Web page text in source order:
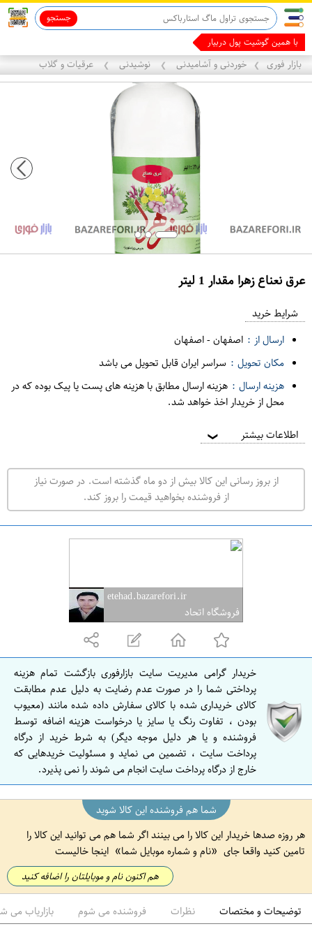
جستجو
با همین گوشیت پول دربیار
بازار فوری ❯ خوردنی و آشامیدنی ❯ نوشیدنی ❯ عرقیات و گلاب
عرق نعناع زهرا مقدار 1 لیتر
ف
ر
و
ت
ه
ر
ا
ص
ه
ا
ا
ص
ف
ه
ا
ن
شرایط خرید
ارسال از : اصفهان-اصفهان
مکان تحویل : سراسر ایران قابل تحویل می باشد
هزینه ارسال : هزینه ارسال مطابق با هزینه های پست یا پیک بوده که در
محل از خریدار اخذ خواهد شد.
اطلاعات بیشتر ❯
از بروز رسانی این کالا بیش از دو ماه گذشته است. در صورت نیاز
از فروشنده بخواهید قیمت را بروز کند.
etehad.bazarefori.ir
فروشگاه اتحاد
خریدار گرامی مدیریت سایت بازارفوری بازگشت تمام هزینه
پرداختی شما را در صورت عدم رضایت به دلیل عدم مطابقت
کالای خریداری شده با کالای سفارش داده شده مانند (معیوب
بودن ، تفاوت رنگ یا سایز یا درخواست هزینه اضافه توسط
فروشنده و یا هر دلیل موجه دیگر) به شرط خرید از درگاه
پرداخت سایت ، تضمین می نماید و مسئولیت خریدهایی که
خارج از درگاه پرداخت سایت انجام می شوند را نمی پذیرد.
شما هم فروشنده این کالا شوید
هر روزه صدها خریدار این کالا را می بینند اگر شما هم می توانید این کالا را
تامین کنید واقعا جای
نام و شماره موبایل شما اینجا خالیست
هم اکنون نام و موبایلتان را اضافه کنید
توضیحات و مختصات نظرات فروشنده می شوم بازاریاب می